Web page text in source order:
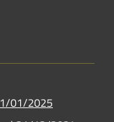
01/2025